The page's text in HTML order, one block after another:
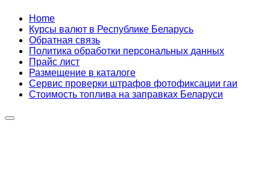
Skip
content
Home
Курсы валют в Республике Беларусь
Обратная связь
Политика обработки персональных данных
Прайс лист
Размещение в каталоге
Сервис проверки штрафов фотофиксации гаи
Стоимость топлива на заправках Беларуси